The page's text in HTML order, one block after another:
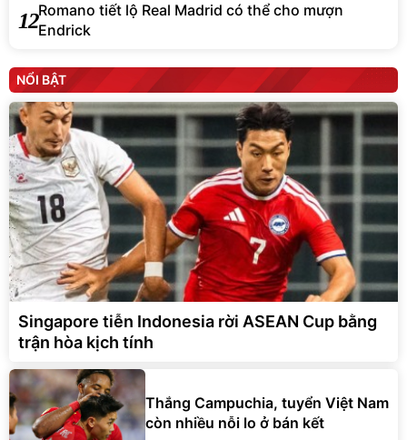
12Romano tiết lộ Real Madrid có thể cho mượn
Endrick
NỔI BẬT
Singapore tiễn Indonesia rời ASEAN Cup bằng
trận hòa kịch tính
Thắng Campuchia, tuyển Việt Nam
còn nhiều nỗi lo ở bán kết